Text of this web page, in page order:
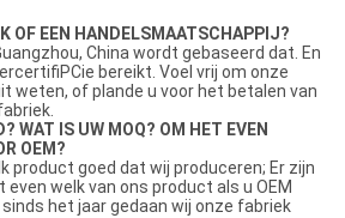
OF EEN HANDELSMAATSCHAPPIJ?
China wordt gebaseerd dat. En
bereikt. Voel vrij om onze
weten, of plande u voor het betalen van
WAT IS UW MOQ? OM HET EVEN
OEM?
product goed dat wij produceren; Er zijn
even welk van ons product als u OEM
sinds het jaar gedaan wij onze fabriek